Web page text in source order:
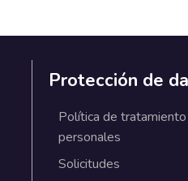
Protección de
Política de
personales
Solicitudes